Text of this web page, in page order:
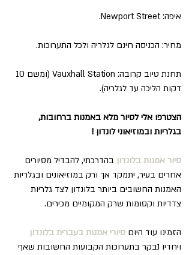
איפה: Newport Street.
מחיר: הכניסה חינם לגלריה ולכל התערוכות.
דקות הליכה עד לגלריה).
הצטרפו אלי לסיור מלא באמנות ברחובות,
בגלריות ובמוזיאוני לונדון !
סיור אמנות בלונדון בהדרכתי, להבדיל מסיורים
אחרים בעיר, יתמקד אך ורק במוזיאונים ובגלריות
האמנות החשובים ביותר בלונדון לצד גלריות
צדדיות וקסומות שרק המקומיים מכירים.
הזמינו עוד היום סיורי אמנות בעברית בלונדון
ויחדיו נבקר בתערוכות הקבועות החשובות שאף